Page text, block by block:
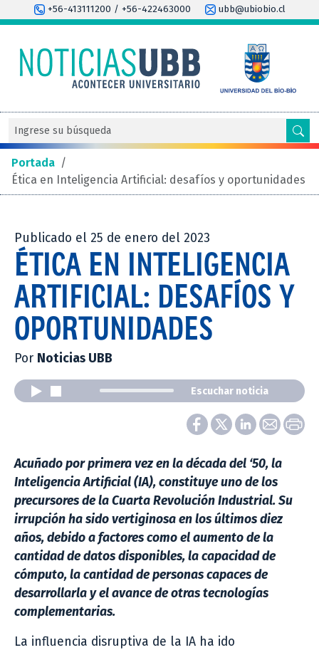
+56-413111200 / +56-422463000 ubb@ubiobio.cl
Portada /
Ética en Inteligencia Artificial: desafíos y oportunidades
Publicado el 25 de enero del 2023
ÉTICA EN INTELIGENCIA
ARTIFICIAL: DESAFÍOS Y
OPORTUNIDADES
Por Noticias UBB
Escuchar noticia
Acuñado por primera vez en la década del ‘50, la
Inteligencia Artificial (IA), constituye uno de los
precursores de la Cuarta Revolución Industrial. Su
irrupción ha sido vertiginosa en los últimos diez
años, debido a factores como el aumento de la
cantidad de datos disponibles, la capacidad de
cómputo, la cantidad de personas capaces de
desarrollarla y el avance de otras tecnologías
complementarias.
La influencia disruptiva de la IA ha ido